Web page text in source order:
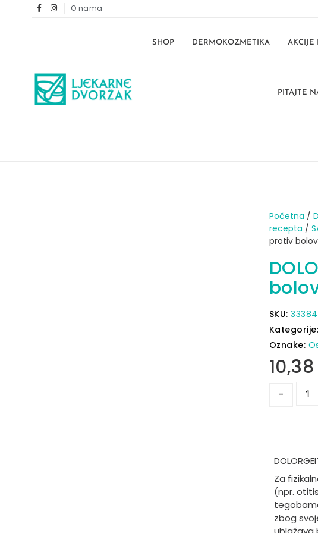
O nama
SHOP DERMOKOZMETIKA AKCIJE
PITAJTE
Početna /
recepta /
protiv
SKU: 33384
Kategorije:
Oznake:
10,38
-
Za
(npr.
zbog